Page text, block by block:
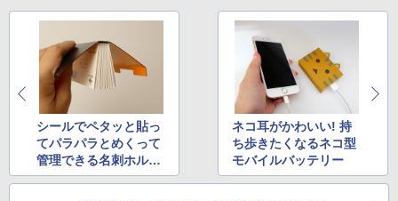
シールでペタッと貼っ
てパラパラとめくって
管理できる名刺ホルダ
ー
ネコ耳がかわいい! 持
ち歩きたくなるネコ型
モバイルバッテリー